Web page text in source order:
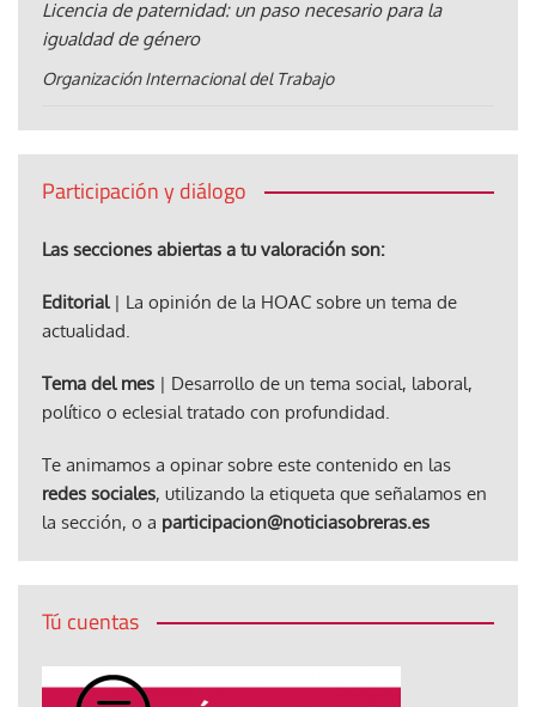
Licencia de paternidad: un paso necesario para la
igualdad de género
Organización Internacional del Trabajo
Participación y diálogo
Las secciones abiertas a tu valoración son:
Editorial| La opinión de la HOAC sobre un tema de
actualidad.
Tema del mes | Desarrollo de un tema social, laboral,
político o eclesial tratado con profundidad.
Te animamos a opinar sobre este contenido en las
redes sociales, utilizando la etiqueta que señalamos en
la sección, o a participacion@noticiasobreras.es
Tú cuentas